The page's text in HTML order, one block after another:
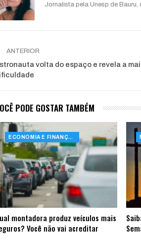
Jornalista pela Unesp de
ANTERIOR
volta do espaço e revela a
PODE GOSTAR TAMBÉM
ECONOMIA E FINANÇAS
montadora produz veículos mais
Você não vai acreditar